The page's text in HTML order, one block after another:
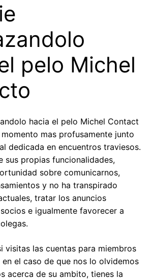
pelo Michel
hacia el pelo Michel Contact
mas profusamente junto
dedicada en encuentros traviesos.
sus propias funcionalidades,
sobre comunicarnos,
y no ha transpirado
tratar los anuncios
e igualmente favorecer a
visitas las cuentas para miembros
en el caso de que nos lo olvidemos
acerca de su ambito, tienes la